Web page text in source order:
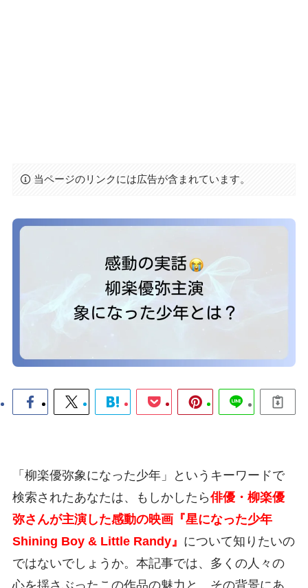
当ページのリンクには広告が含まれています。
「柳楽優弥象になった少年」というキーワードで
検索されたあなたは、もしかしたら俳優・柳楽優
弥さんが主演した感動の映画『星になった少年
Shining Boy & Little Randy』 について知りたいの
ではないでしょうか。本記事では、多くの人々の